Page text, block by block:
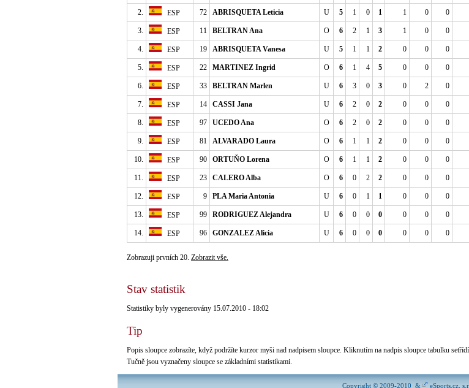
2. ESP 72 ABRISQUETA Leticia U 5 1 0 1 1 0 0
3. ESP 11 BELTRAN Ana O 6 2 1 3 1 0 0
4. ESP 19 ABRISQUETA Vanesa U 5 1 1 2 0 0 0
5. ESP 22 MARTINEZ Ingrid O 6 1 4 5 0 0 0
6. ESP 33 BELTRAN Marlen U 6 3 0 3 0 2 0
7. ESP 14 CASSI Jana U 6 2 0 2 0 0 0
8. ESP 97 UCEDO Ana O 6 2 0 2 0 0 0
9. ESP 81 ALVARADO Laura O 6 1 1 2 0 0 0
10. ESP 90 ORTUŇO Lorena O 6 1 1 2 0 0 0
11. ESP 23 CALERO Alba O 6 0 2 2 0 0 0
12. ESP 9 PLA Maria Antonia U 6 0 1 1 0 0 0
13. ESP 99 RODRIGUEZ Alejandra U 6 0 0 0 0 0 0
14. ESP 96 GONZALEZ Alicia U 6 0 0 0 0 0 0
Zobrazuji prvních 20. Zobrazit vše.
Stav statistik
Statistiky byly vygenerovány 15.07.2010 - 18:02
Tip
Popis sloupce zobrazíte, když podržíte kurzor myši nad nadpisem sloupce. Kliknutím na nadpis sloupce tabulku
Tučně jsou vyznačeny sloupce se základními statistikami.
Copyright © 2009-2010 & eSports.cz ,